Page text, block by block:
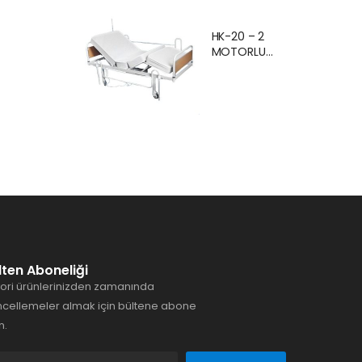
Karyolası
Hasta Yatağı
HK-20 – 2
MOTORLU
Aboneliği
ürünlerinizden zamanında
almak için bültene abone